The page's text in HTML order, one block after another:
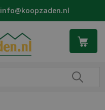
info@koopzaden.nl